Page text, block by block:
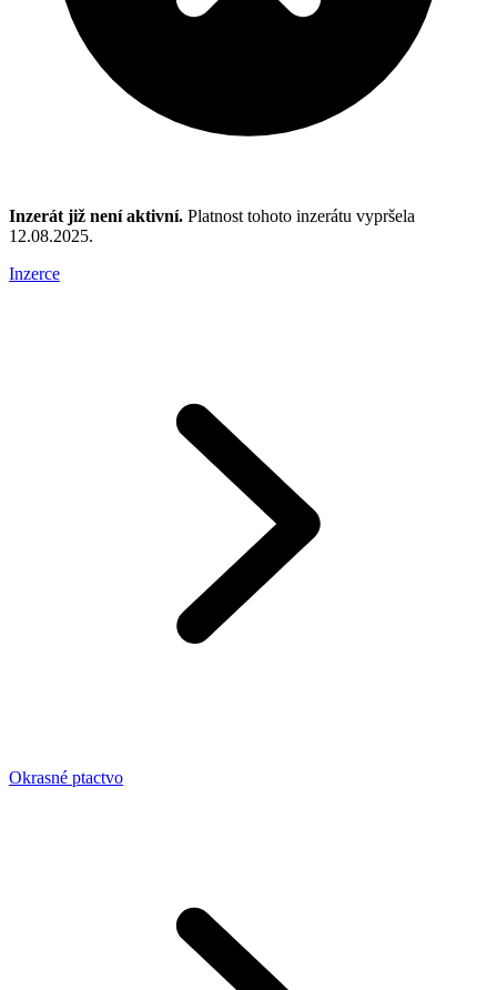
Inzerát již není aktivní. Platnost tohoto inzerátu vypršela
12.08.2025.
Inzerce
Okrasné ptactvo